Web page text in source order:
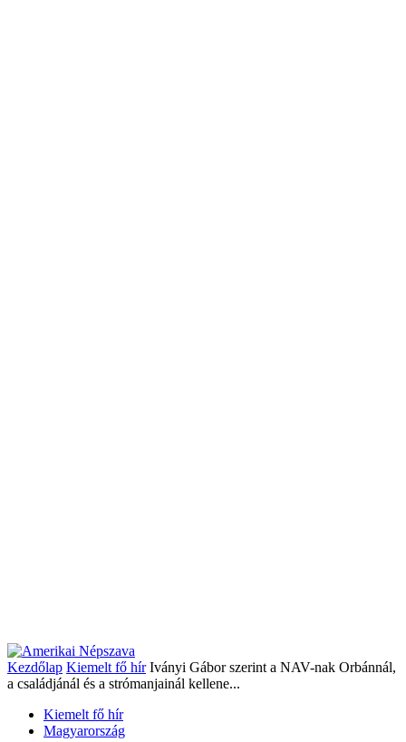
Kezdőlap Kiemelt fő hír Iványi Gábor szerint a NAV-nak Orbánnál,
a családjánál és a strómanjainál kellene...
Kiemelt fő hír
Magyarország